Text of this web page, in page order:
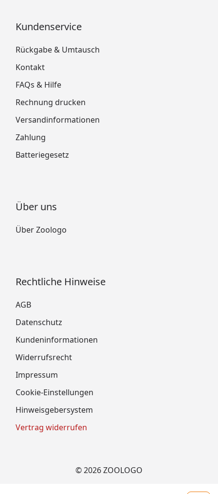
Kundenservice
Rückgabe & Umtausch
Kontakt
FAQs & Hilfe
Rechnung drucken
Versandinformationen
Zahlung
Batteriegesetz
Über uns
Über Zoologo
Rechtliche Hinweise
AGB
Datenschutz
Kundeninformationen
Widerrufsrecht
Impressum
Cookie-Einstellungen
Hinweisgebersystem
Vertrag widerrufen
© 2026 ZOOLOGO